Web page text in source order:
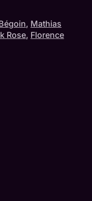
, Mathias
Rose, Florence